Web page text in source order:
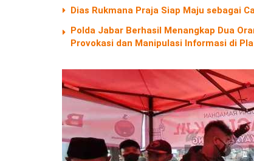
Dias Rukmana Praja Siap Maju sebagai
Polda Jabar Berhasil Menangkap Dua
Provokasi dan Manipulasi Informasi di